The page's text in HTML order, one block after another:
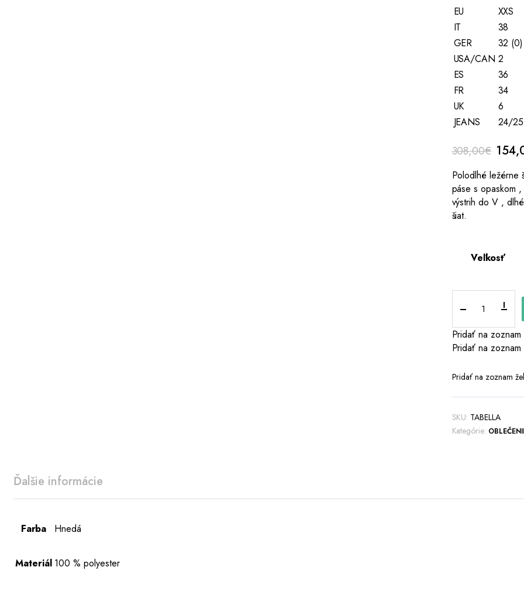
EU
XXS
IT
38
GER
32 (0)
USA/CAN 2
ES
36
FR
34
UK
6
JEANS
24/25
308,00€
price
was:
Polodlhé ležérne
páse s opaskom ,
výstrih do V ,
šiat.
Veľkosť
bodkované
kusov
Pridať na
Pridať na
Pridať na zoznam
SKU: TABELLA
Kategórie:
Ďalšie informácie
Farba Hnedá
Materiál 100 % polyester